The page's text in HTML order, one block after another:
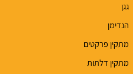
גגן
הנדימן
מתקין פרקטים
מתקין דלתות